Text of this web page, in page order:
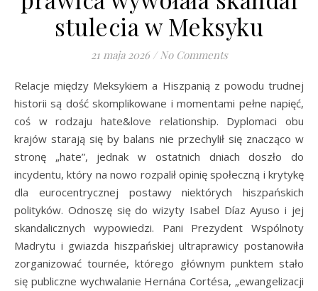
stulecia w Meksyku
21 maja 2026 / No Comments
Relacje między Meksykiem a Hiszpanią z powodu trudnej
historii są dość skomplikowane i momentami pełne napięć,
coś w rodzaju hate&love relationship. Dyplomaci obu
krajów starają się by balans nie przechylił się znacząco w
stronę „hate”, jednak w ostatnich dniach doszło do
incydentu, który na nowo rozpalił opinię społeczną i krytykę
dla eurocentrycznej postawy niektórych hiszpańskich
polityków. Odnoszę się do wizyty Isabel Díaz Ayuso i jej
skandalicznych wypowiedzi. Pani Prezydent Wspólnoty
Madrytu i gwiazda hiszpańskiej ultraprawicy postanowiła
zorganizować tournée, którego głównym punktem stało
się publiczne wychwalanie Hernána Cortésa, „ewangelizacji